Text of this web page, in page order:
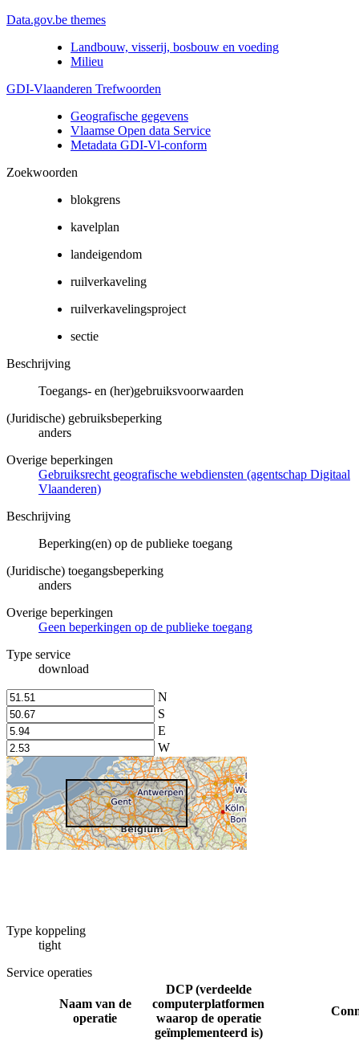
Data.gov.be themes
Landbouw, visserij, bosbouw en voeding
Milieu
GDI-Vlaanderen Trefwoorden
Geografische gegevens
Vlaamse Open data Service
Metadata GDI-Vl-conform
Zoekwoorden
blokgrens
kavelplan
landeigendom
ruilverkaveling
ruilverkavelingsproject
sectie
Beschrijving
Toegangs- en (her)gebruiksvoorwaarden
(Juridische) gebruiksbeperking
anders
Overige beperkingen
Gebruiksrecht geografische webdiensten (agentschap Digitaal
Vlaanderen)
Beschrijving
Beperking(en) op de publieke toegang
(Juridische) toegangsbeperking
anders
Overige beperkingen
Geen beperkingen op de publieke toegang
Type service
download
N
S
E
W
Type koppeling
tight
Service operaties
Naam van de
operatie
DCP (verdeelde
computerplatformen
waarop de operatie
geïmplementeerd is)